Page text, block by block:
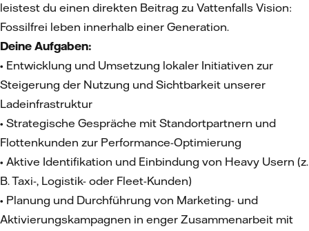
leistest du einen direkten Beitrag zu Vattenfalls Vision:
Fossilfrei leben innerhalb einer Generation.
Deine Aufgaben:
• Entwicklung und Umsetzung lokaler Initiativen zur
Steigerung der Nutzung und Sichtbarkeit unserer
Ladeinfrastruktur
• Strategische Gespräche mit Standortpartnern und
Flottenkunden zur Performance-Optimierung
• Aktive Identifikation und Einbindung von Heavy Usern (z.
B. Taxi-, Logistik- oder Fleet-Kunden)
• Planung und Durchführung von Marketing- und
Aktivierungskampagnen in enger Zusammenarbeit mit